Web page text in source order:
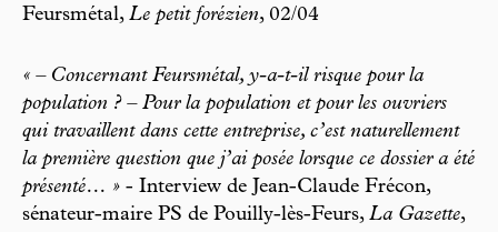
Feursmétal, Le petit forézien, 02/04
« – Concernant Feursmétal, y-a-t-il risque pour la
population ? – Pour la population et pour les ouvriers
qui travaillent dans cette entreprise, c’est naturellement
la première question que j’ai posée lorsque ce dossier a été
présenté… » - Interview de Jean-Claude Frécon,
sénateur-maire PS de Pouilly-lès-Feurs, La Gazette,